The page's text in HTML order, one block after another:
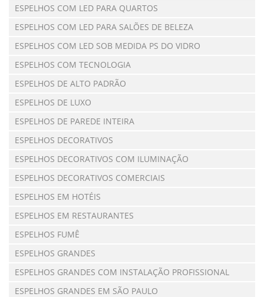
ESPELHOS COM LED PARA QUARTOS
ESPELHOS COM LED PARA SALÕES DE BELEZA
ESPELHOS COM LED SOB MEDIDA PS DO VIDRO
ESPELHOS COM TECNOLOGIA
ESPELHOS DE ALTO PADRÃO
ESPELHOS DE LUXO
ESPELHOS DE PAREDE INTEIRA
ESPELHOS DECORATIVOS
ESPELHOS DECORATIVOS COM ILUMINAÇÃO
ESPELHOS DECORATIVOS COMERCIAIS
ESPELHOS EM HOTÉIS
ESPELHOS EM RESTAURANTES
ESPELHOS FUMÊ
ESPELHOS GRANDES
ESPELHOS GRANDES COM INSTALAÇÃO PROFISSIONAL
ESPELHOS GRANDES EM SÃO PAULO